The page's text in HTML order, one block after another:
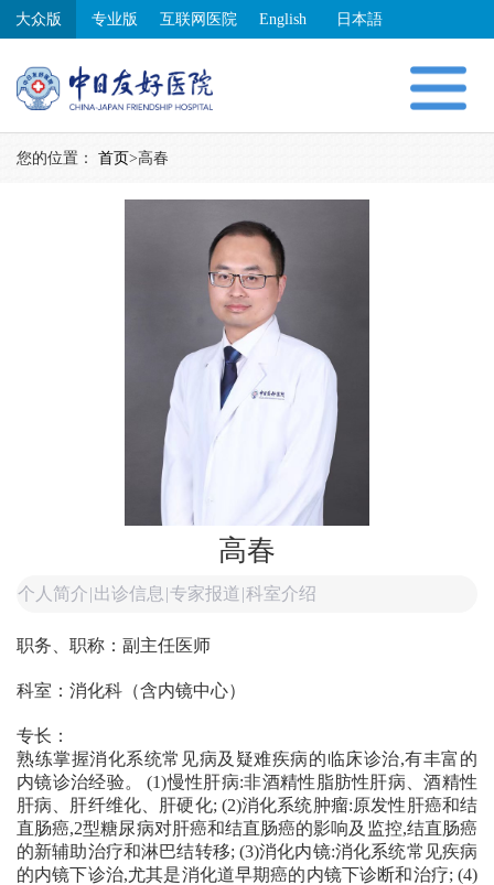
大众版 专业版 互联网医院 English 日本語
您的位置： 首页>高春
高春
个人简介|出诊信息 |专家报道 |科室介绍
职务、职称：副主任医师
科室：消化科（含内镜中心）
专长：
熟练掌握消化系统常见病及疑难疾病的临床诊治,有丰富的
内镜诊治经验。 (1)慢性肝病:非酒精性脂肪性肝病、酒精性
肝病、肝纤维化、肝硬化; (2)消化系统肿瘤:原发性肝癌和结
直肠癌,2型糖尿病对肝癌和结直肠癌的影响及监控,结直肠癌
的新辅助治疗和淋巴结转移; (3)消化内镜:消化系统常见疾病
的内镜下诊治,尤其是消化道早期癌的内镜下诊断和治疗; (4)